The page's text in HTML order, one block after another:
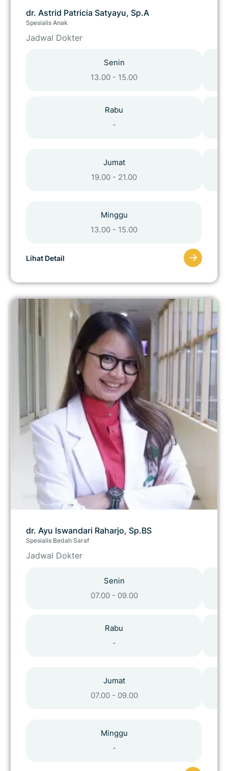
dr. Astrid Patricia Satyayu, Sp.A
Spesialis Anak
Jadwal Dokter
Senin
13.00 - 15.00
Rabu
-
Jumat
19.00 - 21.00
Minggu
13.00 - 15.00
Lihat Detail
dr. Ayu Iswandari Raharjo, Sp.BS
Spesialis Bedah Saraf
Jadwal Dokter
Senin
07.00 - 09.00
Rabu
-
Jumat
07.00 - 09.00
Minggu
-